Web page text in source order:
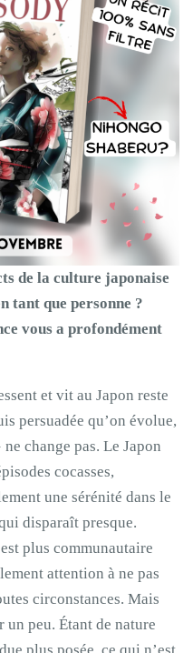
de la culture japonaise
tant que personne ?
vous a profondément
et vit au Japon reste
persuadée qu’on évolue,
change pas. Le Japon
cocasses,
une sérénité dans le
disparaît presque.
plus communautaire
attention à ne pas
circonstances. Mais
peu. Étant de nature